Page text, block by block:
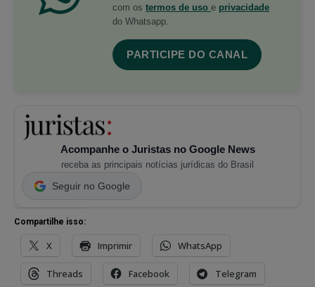
com os termos de uso e privacidade
do Whatsapp.
PARTICIPE DO CANAL
Acompanhe o Juristas no Google News
receba as principais notícias jurídicas do Brasil
Seguir no Google
Compartilhe isso:
X Imprimir WhatsApp
Threads Facebook Telegram